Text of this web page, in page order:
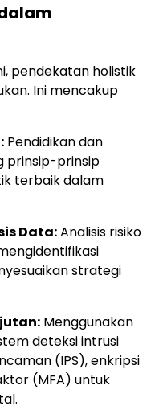
pendekatan holistik
Ini mencakup
Pendidikan dan
prinsip-prinsip
terbaik dalam
Data:Analisis risiko
strategi
Menggunakan
deteksi intrusi
(IPS), enkripsi
(MFA) untuk